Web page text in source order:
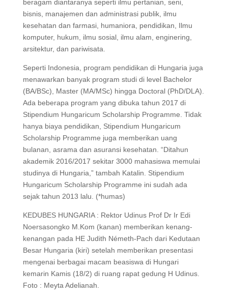
beragam diantaranya seperti ilmu pertanian, seni,
bisnis, manajemen dan administrasi publik, ilmu
kesehatan dan farmasi, humaniora, pendidikan, Ilmu
komputer, hukum, ilmu sosial, ilmu alam, enginering,
arsitektur, dan pariwisata.
Seperti Indonesia, program pendidikan di Hungaria juga
menawarkan banyak program studi di level Bachelor
(BA/BSc), Master (MA/MSc) hingga Doctoral (PhD/DLA).
Ada beberapa program yang dibuka tahun 2017 di
Stipendium Hungaricum Scholarship Programme. Tidak
hanya biaya pendidikan, Stipendium Hungaricum
Scholarship Programme juga memberikan uang
bulanan, asrama dan asuransi kesehatan. “Ditahun
akademik 2016/2017 sekitar 3000 mahasiswa memulai
studinya di Hungaria,” tambah Katalin. Stipendium
Hungaricum Scholarship Programme ini sudah ada
sejak tahun 2013 lalu. (*humas)
KEDUBES HUNGARIA : Rektor Udinus Prof Dr Ir Edi
Noersasongko M.Kom (kanan) memberikan kenang-
kenangan pada HE Judith Németh-Pach dari Kedutaan
Besar Hungaria (kiri) setelah memberikan presentasi
mengenai berbagai macam beasiswa di Hungari
kemarin Kamis (18/2) di ruang rapat gedung H Udinus.
Foto : Meyta Adelianah.